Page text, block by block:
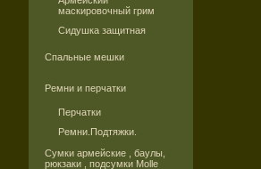
маскировочный грим
Сидушка защитная
Спальные мешки
Ремни и перчатки
Перчатки
Ремни.Подтяжки.
Сумки армейские , баулы,
рюкзаки , подсумки Molle